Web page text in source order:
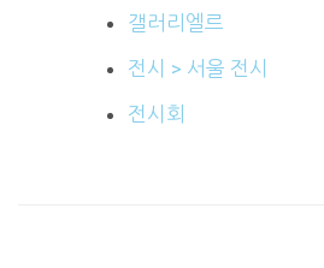
갤러리엘르
전시 > 서울 전시
전시회